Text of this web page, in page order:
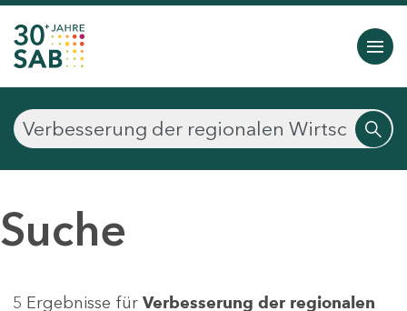
Suche
5 Ergebnisse für Verbesserung der regionalen